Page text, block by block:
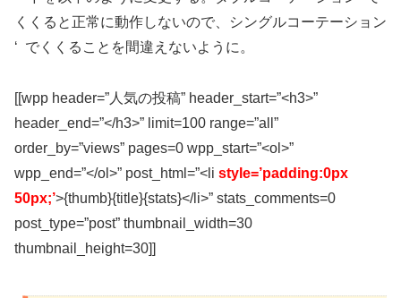
くくると正常に動作しないので、シングルコーテーション
‘ でくくることを間違えないように。
[[wpp header=”人気の投稿” header_start=”<h3>”
header_end=”</h3>” limit=100 range=”all”
order_by=”views” pages=0 wpp_start=”<ol>”
wpp_end=”</ol>” post_html=”<li style=’padding:0px
50px;’>{thumb}{title}{stats}</li>” stats_comments=0
post_type=”post” thumbnail_width=30
thumbnail_height=30]]